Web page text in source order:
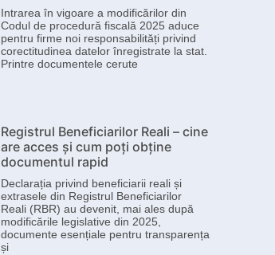
Intrarea în vigoare a modificărilor din
Codul de procedură fiscală 2025 aduce
pentru firme noi responsabilități privind
corectitudinea datelor înregistrate la stat.
Printre documentele cerute
Registrul Beneficiarilor Reali – cine
are acces și cum poți obține
documentul rapid
Declarația privind beneficiarii reali și
extrasele din Registrul Beneficiarilor
Reali (RBR) au devenit, mai ales după
modificările legislative din 2025,
documente esențiale pentru transparența
și